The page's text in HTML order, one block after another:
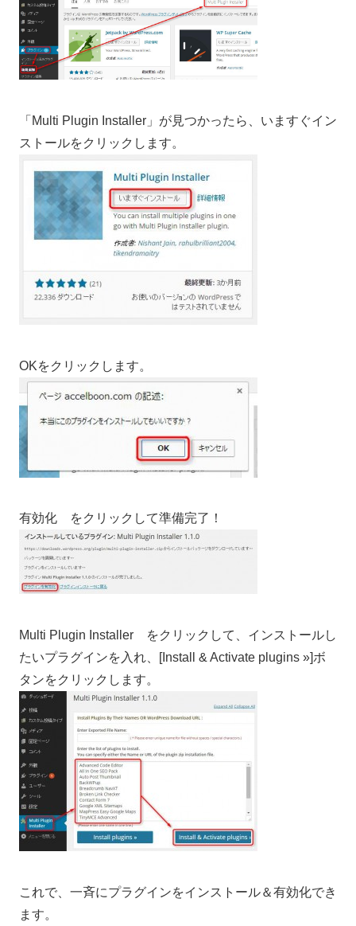
「Multi Plugin Installer」が見つかったら、いますぐイン
ストールをクリックします。
OKをクリックします。
有効化 をクリックして準備完了！
Multi Plugin Installer をクリックして、インストールし
たいプラグインを入れ、[Install & Activate plugins »]ボ
タンをクリックします。
これで、一斉にプラグインをインストール＆有効化でき
ます。